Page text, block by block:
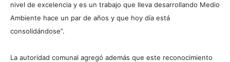
nivel de excelencia y es un trabajo que lleva desarrollando Medio
Ambiente hace un par de años y que hoy día está
consolidándose”.
La autoridad comunal agregó además que este reconocimiento